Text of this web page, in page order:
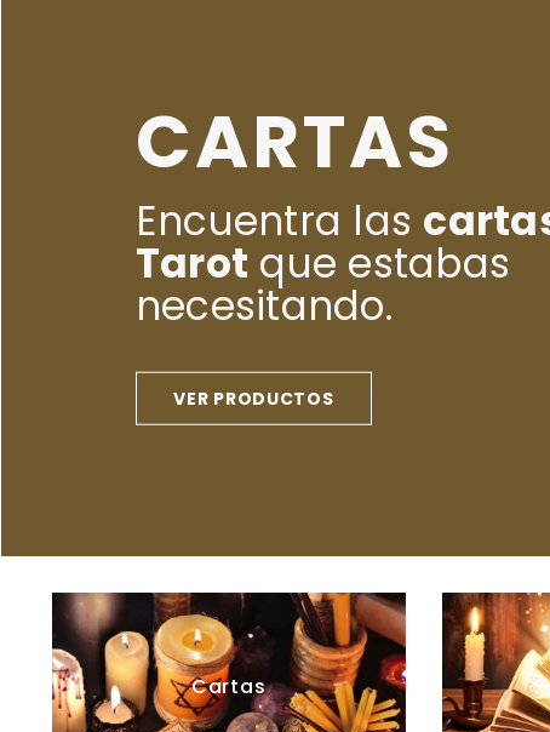
VER PRODUCTOS
CARTAS
Encuentra las
Tarot que estabas
necesitando.
VER PRODUCTOS
Cartas